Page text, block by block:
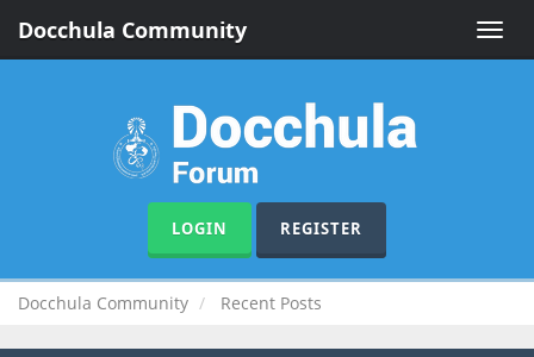
Toggle
Docchula Community
LOGIN REGISTER
Docchula Community Recent Posts